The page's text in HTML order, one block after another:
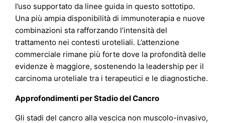
l’uso supportato da linee guida in questo sottotipo.
Una più ampia disponibilità di immunoterapia e nuove
combinazioni sta rafforzando l’intensità del
trattamento nei contesti uroteliali. L’attenzione
commerciale rimane più forte dove la profondità delle
evidenze è maggiore, sostenendo la leadership per il
carcinoma uroteliale tra i terapeutici e le diagnostiche.
Approfondimenti per Stadio del Cancro
Gli stadi del cancro alla vescica non muscolo-invasivo,